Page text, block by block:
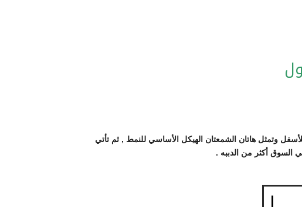
وتمثل هاتان الشمعتان الهيكل الأساسي للنمط , ثم تأتي
السوق أكثر من الدببه .